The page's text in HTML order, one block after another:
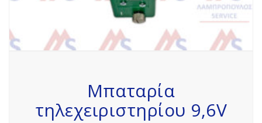
Μπαταρία
τηλεχειριστηρίου 9,6V